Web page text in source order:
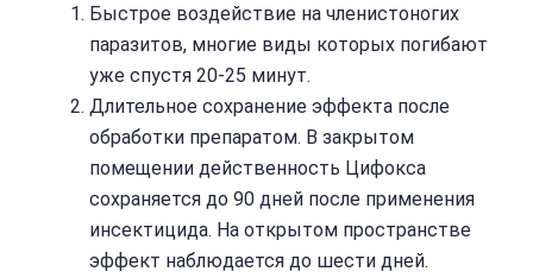
Быстрое воздействие на членистоногих
паразитов, многие виды которых погибают
уже спустя 20-25 минут.
Длительное сохранение эффекта после
обработки препаратом. В закрытом
помещении действенность Цифокса
сохраняется до 90 дней после применения
инсектицида. На открытом пространстве
эффект наблюдается до шести дней.